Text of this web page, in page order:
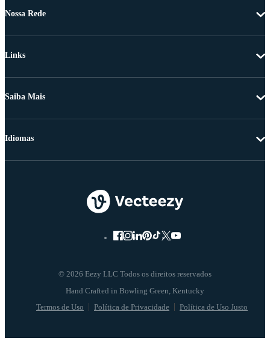
Nossa Rede
Links
Saiba Mais
© 2026 Eezy LLC Todos os direitos reservados
Termos de Uso Política de Privacidade Política de Uso Justo
Idiomas